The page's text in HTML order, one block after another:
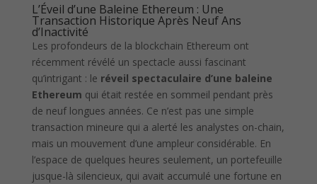
L’Éveil d’une Baleine Ethereum : Une
Transaction Historique Après Neuf Ans
d’Inactivité
Les profondeurs de la blockchain Ethereum ont
récemment révélé un spectacle aussi fascinant
qu’intrigant : le réveil spectaculaire d’une baleine
Ethereum qui était restée en sommeil pendant près
de neuf longues années. Ce n’est pas une simple
transaction mineure qui a alerté les analystes on-chain,
mais un mouvement d’une ampleur considérable. En
l’espace de quelques heures seulement, un portefeuille
jusque-là silencieux, qui avait accumulé une fortune en